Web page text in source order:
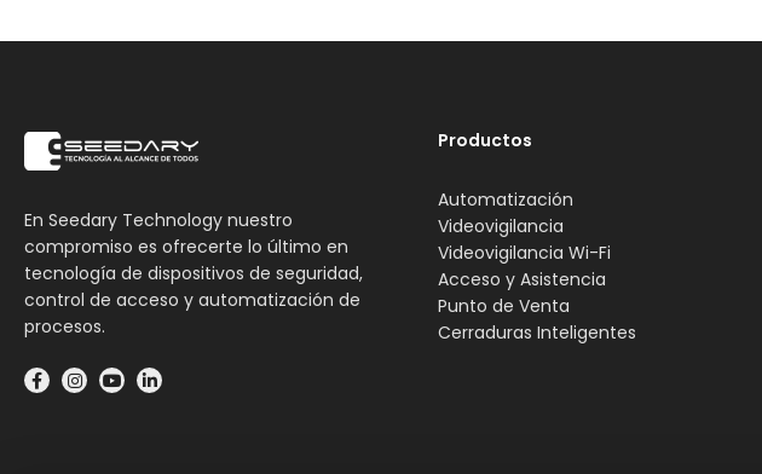
En Seedary Technology nuestro
compromiso es ofrecerte lo último en
tecnología de dispositivos de seguridad,
control de acceso y automatización de
procesos.
Productos
Automatización
Videovigilancia
Videovigilancia Wi-Fi
Acceso y Asistencia
Punto de Venta
Cerraduras Inteligentes